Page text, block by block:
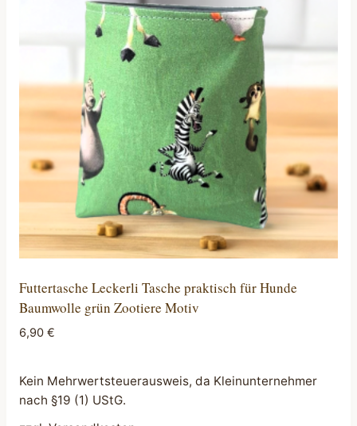
Futtertasche Leckerli Tasche praktisch für Hunde
Baumwolle grün Zootiere Motiv
6,90 €
Kein Mehrwertsteuerausweis, da Kleinunternehmer
nach §19 (1) UStG.